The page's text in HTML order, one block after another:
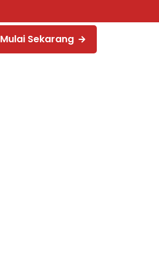
Mulai Sekarang